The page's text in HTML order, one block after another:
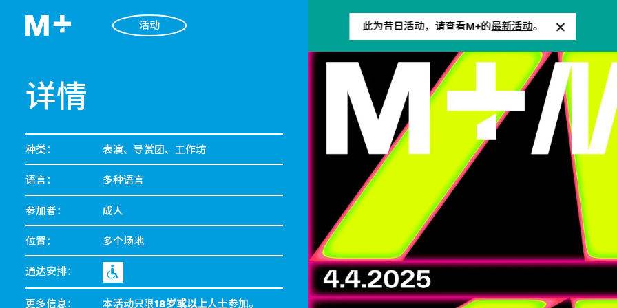
活动 此为昔日活动，请查看M+的最新活动。
详情
种类： 表演、导赏团、工作坊
语言： 多种语言
参加者： 成人
位置： 多个场地
通达安排：
更多信息： 本活动只限18岁或以上人士参加。